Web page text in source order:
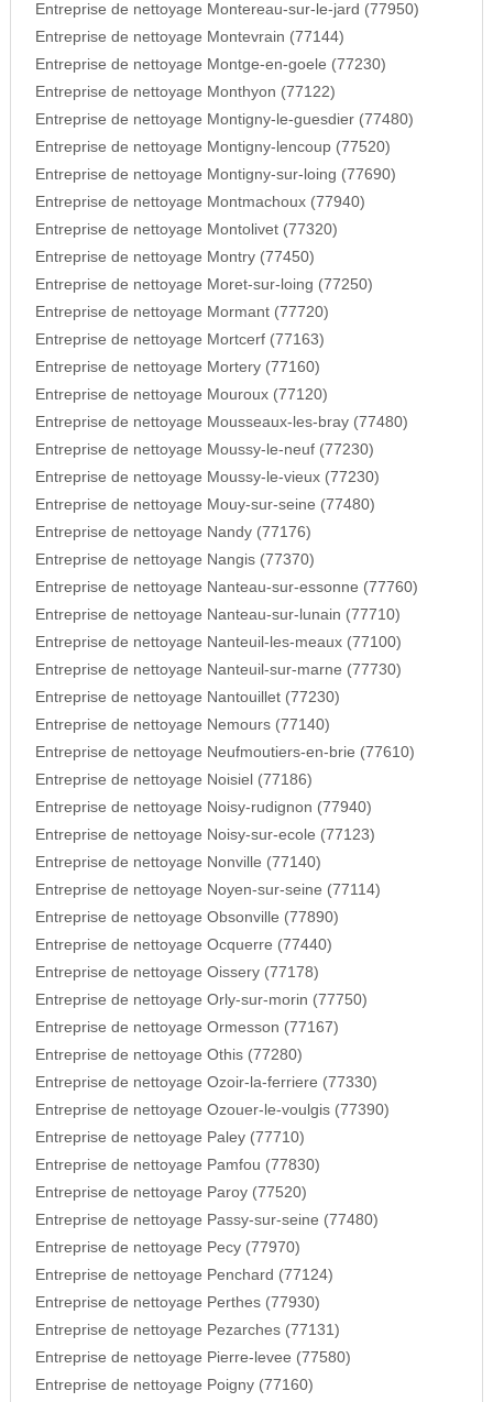
Entreprise de nettoyage Montereau-sur-le-jard (77950)
Entreprise de nettoyage Montevrain (77144)
Entreprise de nettoyage Montge-en-goele (77230)
Entreprise de nettoyage Monthyon (77122)
Entreprise de nettoyage Montigny-le-guesdier (77480)
Entreprise de nettoyage Montigny-lencoup (77520)
Entreprise de nettoyage Montigny-sur-loing (77690)
Entreprise de nettoyage Montmachoux (77940)
Entreprise de nettoyage Montolivet (77320)
Entreprise de nettoyage Montry (77450)
Entreprise de nettoyage Moret-sur-loing (77250)
Entreprise de nettoyage Mormant (77720)
Entreprise de nettoyage Mortcerf (77163)
Entreprise de nettoyage Mortery (77160)
Entreprise de nettoyage Mouroux (77120)
Entreprise de nettoyage Mousseaux-les-bray (77480)
Entreprise de nettoyage Moussy-le-neuf (77230)
Entreprise de nettoyage Moussy-le-vieux (77230)
Entreprise de nettoyage Mouy-sur-seine (77480)
Entreprise de nettoyage Nandy (77176)
Entreprise de nettoyage Nangis (77370)
Entreprise de nettoyage Nanteau-sur-essonne (77760)
Entreprise de nettoyage Nanteau-sur-lunain (77710)
Entreprise de nettoyage Nanteuil-les-meaux (77100)
Entreprise de nettoyage Nanteuil-sur-marne (77730)
Entreprise de nettoyage Nantouillet (77230)
Entreprise de nettoyage Nemours (77140)
Entreprise de nettoyage Neufmoutiers-en-brie (77610)
Entreprise de nettoyage Noisiel (77186)
Entreprise de nettoyage Noisy-rudignon (77940)
Entreprise de nettoyage Noisy-sur-ecole (77123)
Entreprise de nettoyage Nonville (77140)
Entreprise de nettoyage Noyen-sur-seine (77114)
Entreprise de nettoyage Obsonville (77890)
Entreprise de nettoyage Ocquerre (77440)
Entreprise de nettoyage Oissery (77178)
Entreprise de nettoyage Orly-sur-morin (77750)
Entreprise de nettoyage Ormesson (77167)
Entreprise de nettoyage Othis (77280)
Entreprise de nettoyage Ozoir-la-ferriere (77330)
Entreprise de nettoyage Ozouer-le-voulgis (77390)
Entreprise de nettoyage Paley (77710)
Entreprise de nettoyage Pamfou (77830)
Entreprise de nettoyage Paroy (77520)
Entreprise de nettoyage Passy-sur-seine (77480)
Entreprise de nettoyage Pecy (77970)
Entreprise de nettoyage Penchard (77124)
Entreprise de nettoyage Perthes (77930)
Entreprise de nettoyage Pezarches (77131)
Entreprise de nettoyage Pierre-levee (77580)
Entreprise de nettoyage Poigny (77160)